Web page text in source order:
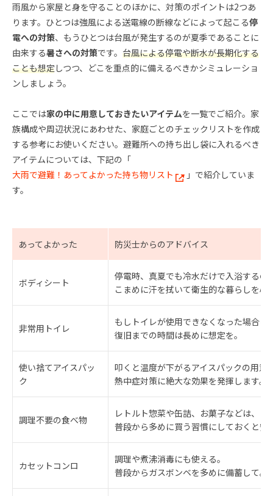
雨風から家屋と身を守ることのほかに、対策のポイントは2つあ
ります。ひとつは強風による送電線の断線などによって起こる停
電への対策、もうひとつは台風が発生するのが夏季であることに
由来する暑さへの対策です。 台風による停電や断水が長期化する
ことも想定 しつつ、どこを重点的に備えるべきかシミュレーショ
ンしましょう。
ここでは家の中に用意しておきたいアイテムを一覧でご紹介。家
族構成や周辺状況にあわせた、家庭ごとのチェックリストを作成
する参考にお使いください。避難所への持ち出し袋に入れるべき
アイテムについては、下記の「
大雨で避難！あってよかった持ち物リスト
」で紹介していま
す。
あってよかった 防災士からのアドバイス
ボディシート
停電時、真夏でも冷水だけで入浴するの
こまめに汗を拭いて衛生的な暮らしを心
非常用トイレ
もしトイレが使用できなくなった場合に
復旧までの時間は長めに想定を。
使い捨てアイスパッ
ク
叩くと温度が下がるアイスパックの用意
熱中症対策に絶大な効果を発揮します。
調理不要の食べ物
レトルト惣菜や缶詰、お菓子などは、
普段から多めに買う習慣にしておくと安
カセットコンロ
調理や煮沸消毒にも使える。
普段からガスボンベを多めに備蓄して。